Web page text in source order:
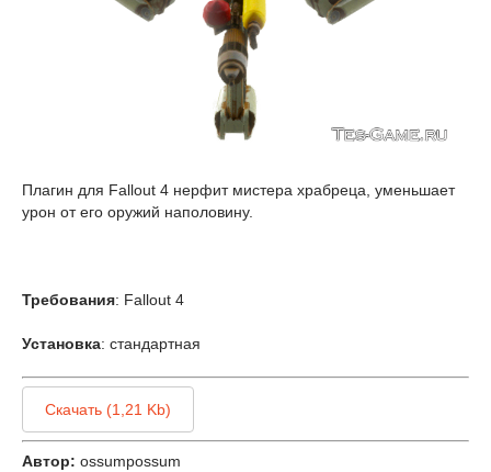
Плагин для Fallout 4 нерфит мистера храбреца, уменьшает
урон от его оружий наполовину.
Требования: Fallout 4
Установка: стандартная
Скачать (1,21 Kb)
Автор: ossumpossum